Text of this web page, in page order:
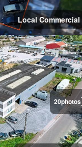
Local Commercial
20photos